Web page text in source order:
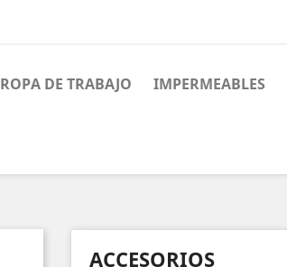
ROPA DE TRABAJO IMPERMEABLES
ACCESORIOS